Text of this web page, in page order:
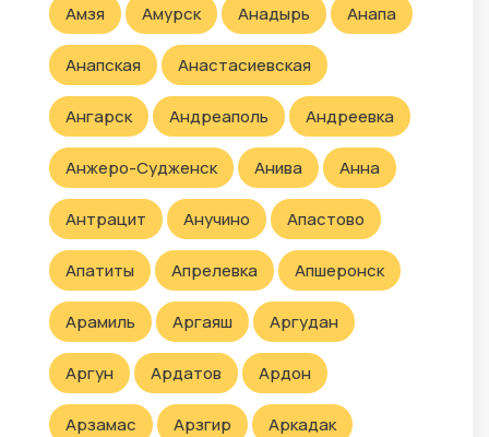
Амзя Амурск Анадырь Анапа
Анапская Анастасиевская
Ангарск Андреаполь Андреевка
Анжеро-Судженск Анива Анна
Антрацит Анучино Апастово
Апатиты Апрелевка Апшеронск
Арамиль Аргаяш Аргудан
Аргун Ардатов Ардон
Арзамас Арзгир Аркадак